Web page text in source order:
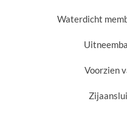
Waterdicht
Voorzien